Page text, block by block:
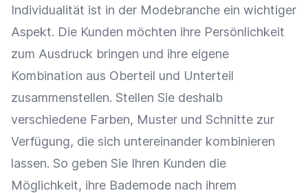
Individualität ist in der Modebranche ein wichtiger
Aspekt. Die Kunden möchten ihre Persönlichkeit
zum Ausdruck bringen und ihre eigene
Kombination aus Oberteil und Unterteil
zusammenstellen. Stellen Sie deshalb
verschiedene Farben, Muster und Schnitte zur
Verfügung, die sich untereinander kombinieren
lassen. So geben Sie Ihren Kunden die
Möglichkeit, ihre Bademode nach ihrem